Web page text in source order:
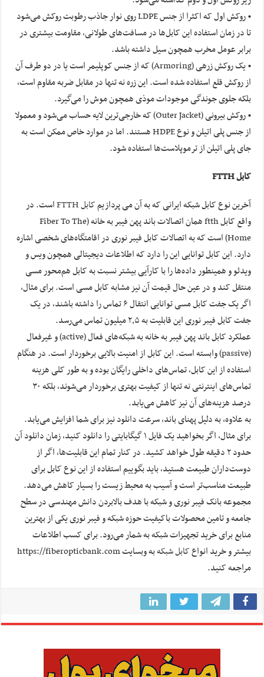
• روکش اول که اکثرا از جنس LDPE روی نوار جاذب رطوبت روکش می‌شود
تا در زمان استفاده این کابل‌ها در مسافت‌های طولانی، مقاومت بیشتری در
برابر عومل مخرب همچون سیل داشته باشد.
• یک روکش زرهی (Armoring) که از جنس کوپلیمر است یا در دو طرف آن
از روکش قلع استفاده شده است. این زره نه تنها در مقابل ضربه مقاوم است،
بلکه جلوی جوندگی موجودات موذی همچون موش را می‌گیرد.
• روکش بیرونی (Outer Jacket) که خارجی‌ترین لایه حساب می‌شود و معمولا
از جنس پلی اتیلن و نوع HDPE هستند. اما در موارد خاص ممکن است به
جای پلی اتیلن از ترموپلاست‌ها استفاده شود.
کابل FTTH
آخرین نوع کابل شبکه ایرانی که به آن می پردازیمکابل FTTH
است. در
واقع کابل ftth همان اتصالات باند پهن فیبر به خانه (Fiber To The
Home) است که به اتصالات کابل فیبر نوری در اقامتگاه‌های شخصی اشاره
دارد. این کابل توانایی این را دارد که اطلاعات دیجیتالی همچون ویس و
ویدئو و همینطور داده‌ها را با کارآیی بیشتر نسبت به کابل هم‌محور مسی
منتقل کند و در عین حال قیمت آن نیز مشابه کابل مسی است. برای مثال،
اگر یک جفت کابل مسی توانایی انتقال ۶ تماس را داشته باشند، در یک
جفت کابل فیبر نوری این قابلیت به ۲٫۵ میلیون تماس می‌رسد.
عملکرد کابل باند پهن فیبر به خانه به شبکه‌های فعال (active) و غیرفعال
(passive) وابسته است. این کابل از امنیت بالایی برخوردار است. در هنگام
استفاده از این کابل، تماس‌های داخلی رایگان بوده و به طور کلی هزینه
تماس‌های اینترنتی نه تنها از کیفیت بهتری برخوردار می‌شوند، بلکه ۳۰
درصد هزینه‌های آن نیز کاهش می‌یابد.
به علاوه، به دلیل پهنای باند، سرعت دانلود نیز برای شما افزایش می‌یابد.
برای مثال، اگر بخواهید یک فایل ۱ گیگابایتی را دانلود کنید، زمان دانلود آن
حدود ۲ دقیقه طول خواهد کشید. در کنار تمام این قابلیت‌ها، اگر از
دوست‌داران طبیعت هستید، باید بگوییم استفاده از این نوع کابل برای
طبیعت مناسب‌تر است و آسیب‌ به محیط زیست را بسیار کاهش می‌دهد.
مجموعه بانک فیبر نوری و شبکه با هدف بالابردن دانش مهندسی در سطح
جامعه و تامین محصولات باکیفیت حوزه شبکه و فیبر نوری یکی از بهترین
منابع برای خرید تجهیزات شبکه به شمار می‌رود. برای کسب اطلاعات
بیشتر و خرید انواعکابل شبکه
به وبسایت https://fiberopticbank.com
مراجعه کنید.